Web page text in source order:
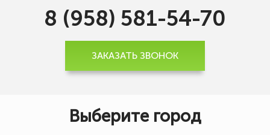
8 (958) 581-54-70
ЗАКАЗАТЬ ЗВОНОК
Выберите город